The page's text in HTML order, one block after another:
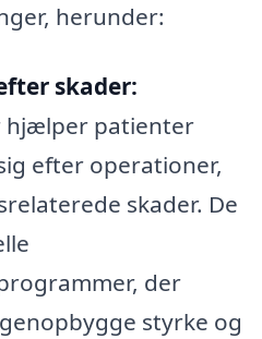
herunder:
skader:
hjælper patienter
efter operationer,
skader. De
der
styrke og